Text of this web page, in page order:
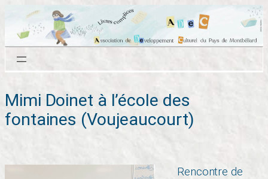
contenu
Mimi Doinet à l’école des
fontaines (Voujeaucourt)
Rencontre de